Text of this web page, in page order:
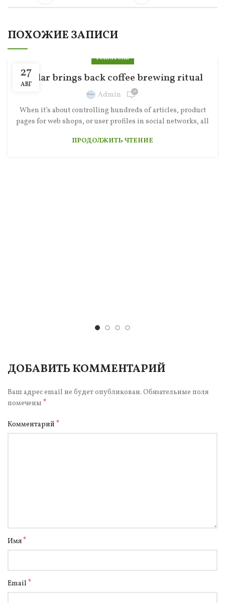
ПОХОЖИЕ ЗАПИСИ
27
АВГ
FURNITURE
Collar brings back coffee brewing ritual
Admin 0
When it’s about controlling hundreds of articles, product
pages for web shops, or user profiles in social networks, all
ПРОДОЛЖИТЬ ЧТЕНИЕ
ДОБАВИТЬ КОММЕНТАРИЙ
Ваш адрес email не будет опубликован. Обязательные поля
помечены *
Комментарий *
Имя*
Email *